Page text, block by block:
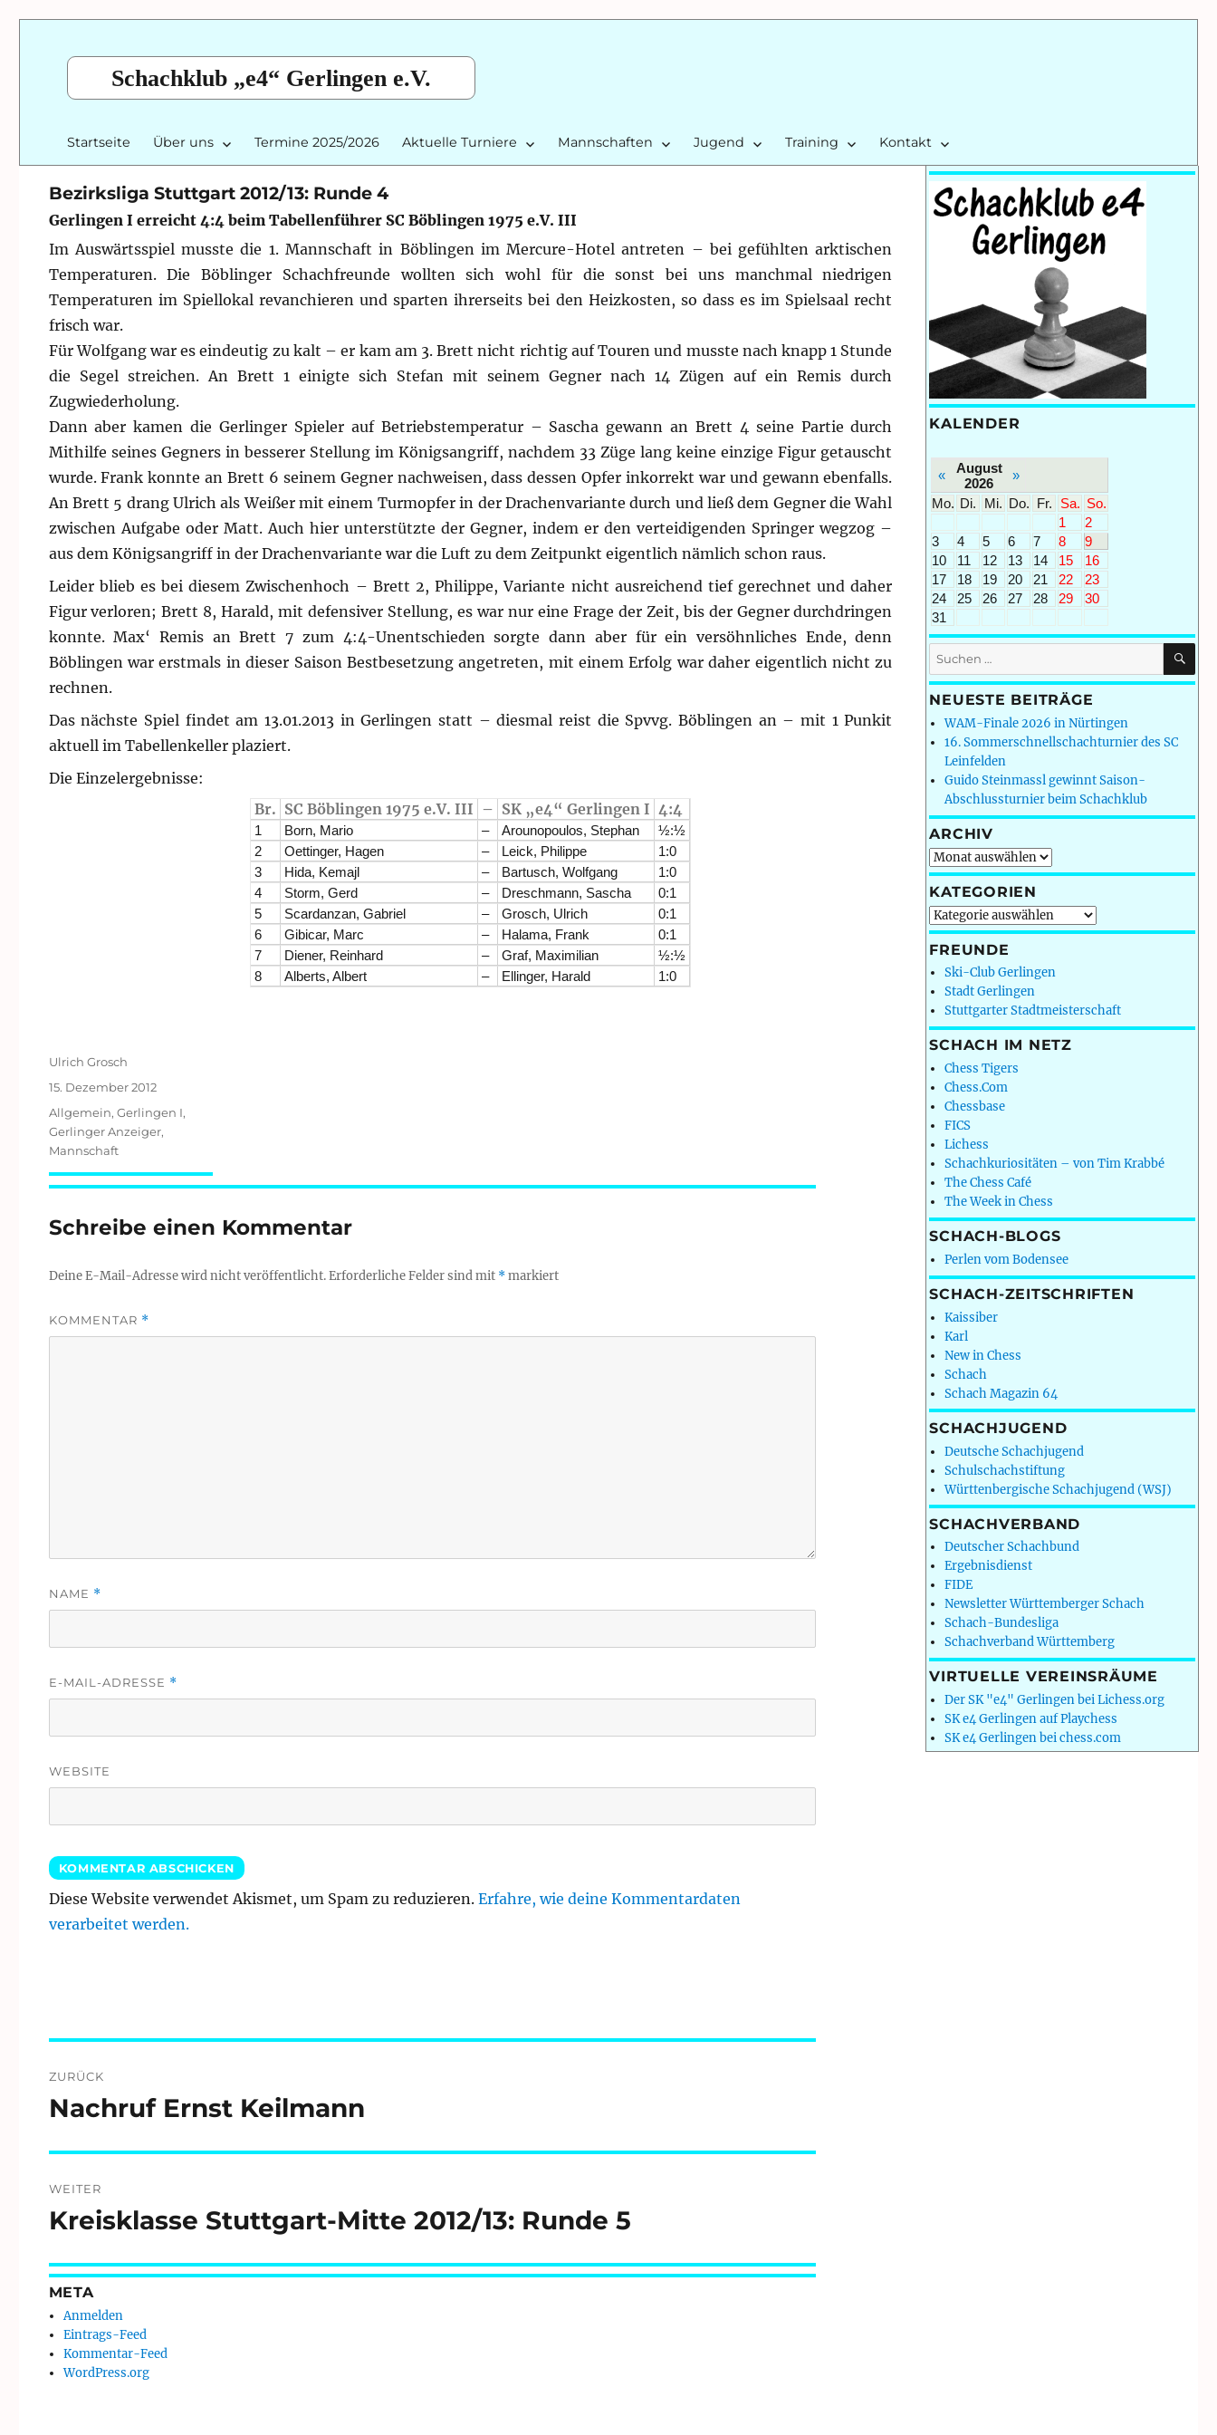
Schachklub „e4“ Gerlingen e.V.
Startseite Über uns Termine 2025/2026 Aktuelle Turniere Mannschaften Jugend Training Kontakt
Bezirksliga Stuttgart 2012/13: Runde 4
Gerlingen I erreicht 4:4 beim Tabellenführer SC Böblingen 1975 e.V. III
Im Auswärtsspiel musste die 1. Mannschaft in Böblingen im Mercure-Hotel antreten – bei gefühlten arktischen
Temperaturen.Die Böblinger Schachfreunde wollten sich wohl für die sonst bei uns manchmal niedrigen
Temperaturen im Spiellokal revanchieren und sparten ihrerseits bei den Heizkosten, so dass es im Spielsaal recht
frisch war.
Für Wolfgang war es eindeutig zu kalt – er kam am 3. Brett nicht richtig auf Touren und musste nach knapp 1 Stunde
die Segel streichen. An Brett 1 einigte sich Stefan mit seinem Gegner nach 14 Zügen auf ein Remis durch
Zugwiederholung.
Dann aber kamen die Gerlinger Spieler auf Betriebstemperatur – Sascha gewann an Brett 4 seine Partie durch
Mithilfe seines Gegners in besserer Stellung im Königsangriff, nachdem 33 Züge lang keine einzige Figur getauscht
wurde. Frank konnte an Brett 6 seinem Gegner nachweisen, dass dessen Opfer inkorrekt war und gewann ebenfalls.
An Brett 5 drang Ulrich als Weißer mit einem Turmopfer in der Drachenvariante durch und ließ dem Gegner die Wahl
zwischen Aufgabe oder Matt. Auch hier unterstützte der Gegner, indem er den verteidigenden Springer wegzog –
aus dem Königsangriff in der Drachenvariante war die Luft zu dem Zeitpunkt eigentlich nämlich schon raus.
Leider blieb es bei diesem Zwischenhoch – Brett 2, Philippe, Variante nicht ausreichend tief gerechnet und daher
Figur verloren; Brett 8, Harald, mit defensiver Stellung, es war nur eine Frage der Zeit, bis der Gegner durchdringen
konnte. Max‘ Remis an Brett 7 zum 4:4-Unentschieden sorgte dann aber für ein versöhnliches Ende, denn
Böblingen war erstmals in dieser Saison Bestbesetzung angetreten, mit einem Erfolg war daher eigentlich nicht zu
rechnen.
Das nächste Spiel findet am 13.01.2013 in Gerlingen statt – diesmal reist die Spvvg. Böblingen an – mit 1 Punkit
aktuell im Tabellenkeller plaziert.
Die Einzelergebnisse:
Br. SC Böblingen 1975 e.V. III – SK „e4“ Gerlingen I 4:4
1 Born, Mario – Arounopoulos, Stephan
½:½
2
Oettinger, Hagen – Leick, Philippe
1:0
3
Hida, Kemajl – Bartusch, Wolfgang
1:0
4
Storm, Gerd – Dreschmann, Sascha
0:1
5
Scardanzan, Gabriel – Grosch, Ulrich
0:1
6
Gibicar, Marc – Halama, Frank
0:1
7
Diener, Reinhard – Graf, Maximilian
½:½
8
Alberts, Albert – Ellinger, Harald 1:0
Autor
Ulrich Grosch
Veröffentlicht
am
15. Dezember 2012
Kategorien
Allgemein, Gerlingen I,
Gerlinger Anzeiger,
Mannschaft
Schreibe einen Kommentar
Deine E-Mail-Adresse wird nicht veröffentlicht. Erforderliche Felder sind mit *markiert
KOMMENTAR *
NAME *
E-MAIL-ADRESSE *
WEBSITE
Diese Website verwendet Akismet, um Spam zu reduzieren. Erfahre, wie deine Kommentardaten
verarbeitet werden.
ZURÜCK
Vorheriger
Nachruf Ernst Keilmann
WEITER
Nächster
Kreisklasse Stuttgart-Mitte 2012/13: Runde 5
META
Anmelden
Eintrags-Feed
Kommentar-Feed
WordPress.org
KALENDER
«
August
2026
»
Mo. Di. Mi. Do. Fr. Sa. So.
1
2
3
4 5 6 7 8
9
10
11 12 13 14 15
16
17
18 19 20 21 22
23
24
25 26 27 28 29
30
31
Suchen
nach:
NEUESTE BEITRÄGE
WAM-Finale 2026 in Nürtingen
16. Sommerschnellschachturnier des SC
Leinfelden
Guido Steinmassl gewinnt Saison-
Abschlussturnier beim Schachklub
ARCHIV
Archiv
KATEGORIEN
Kategorien
FREUNDE
Ski-Club Gerlingen
Stadt Gerlingen
Stuttgarter Stadtmeisterschaft
SCHACH IM NETZ
Chess Tigers
Chess.Com
Chessbase
FICS
Lichess
Schachkuriositäten – von Tim Krabbé
The Chess Café
The Week in Chess
SCHACH-BLOGS
Perlen vom Bodensee
SCHACH-ZEITSCHRIFTEN
Kaissiber
Karl
New in Chess
Schach
Schach Magazin 64
SCHACHJUGEND
Deutsche Schachjugend
Schulschachstiftung
Württenbergische Schachjugend (WSJ)
SCHACHVERBAND
Deutscher Schachbund
Ergebnisdienst
FIDE
Newsletter Württemberger Schach
Schach-Bundesliga
Schachverband Württemberg
VIRTUELLE VEREINSRÄUME
Der SK "e4" Gerlingen bei Lichess.org
SK e4 Gerlingen auf Playchess
SK e4 Gerlingen bei chess.com